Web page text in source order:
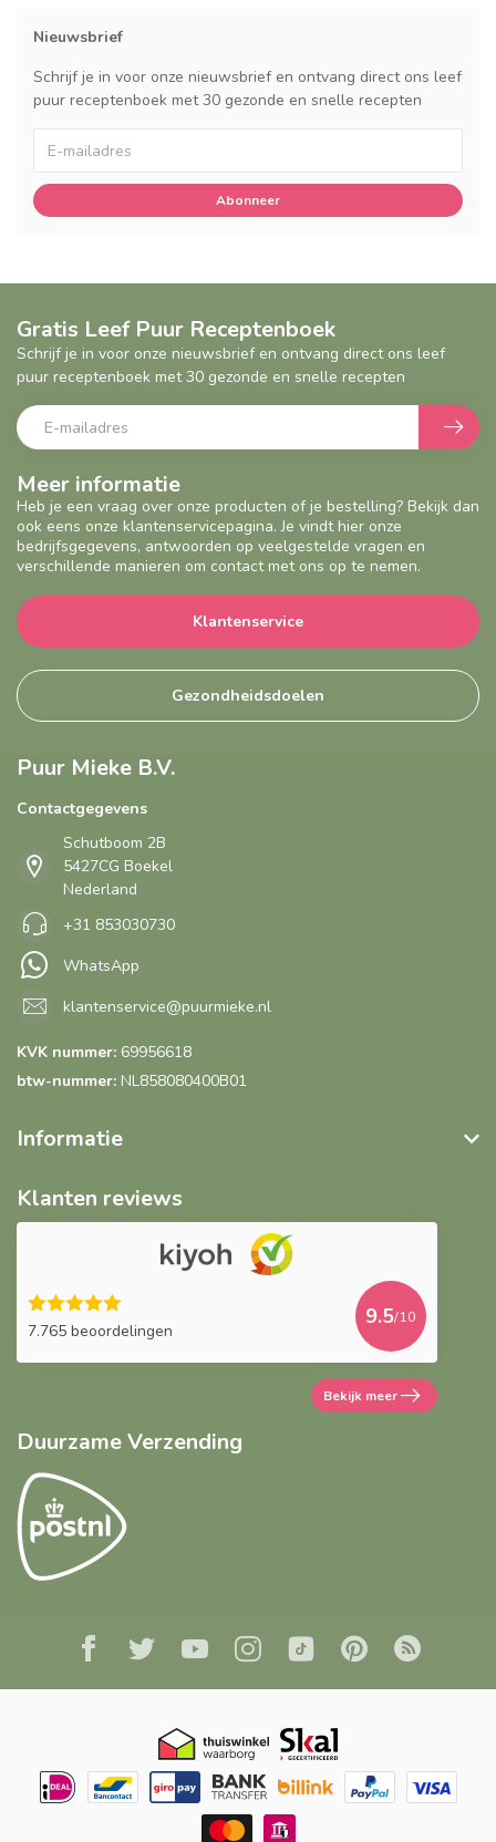
Nieuwsbrief
Schrijf je in voor onze nieuwsbrief en ontvang direct ons leef
puur receptenboek met 30 gezonde en snelle recepten
Abonneer
Meer informatie
Heb je een vraag over onze producten of je bestelling? Bekijk dan
ook eens onze klantenservicepagina. Je vindt hier onze
bedrijfsgegevens, antwoorden op veelgestelde vragen en
verschillende manieren om contact met ons op te nemen.
Klantenservice
Gezondheidsdoelen
Gratis Leef Puur Receptenboek
Schrijf je in voor onze nieuwsbrief en ontvang direct ons leef
puur receptenboek met 30 gezonde en snelle recepten
Puur Mieke B.V.
Contactgegevens
Schutboom 2B
5427CG Boekel
Nederland
+31 853030730
WhatsApp
klantenservice@puurmieke.nl
KVK nummer: 69956618
btw-nummer: NL858080400B01
Informatie
Klanten reviews
7.765 beoordelingen
9.5/10
Bekijk meer
Duurzame Verzending